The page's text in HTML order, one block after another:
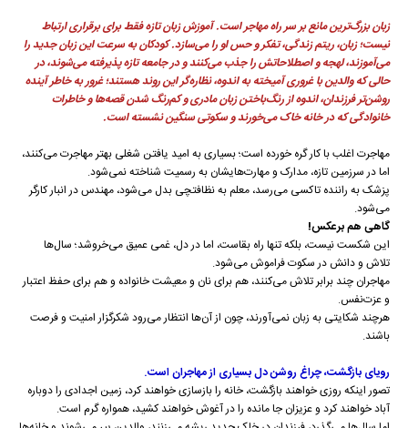
زبان بزرگ‌ترین مانع بر سر راه مهاجر است. آموزش زبان تازه فقط برای برقراری ارتباط
نیست؛ زبان، ریتم زندگی، تفکر و حس او را می‌سازد. کودکان به سرعت این زبان جدید را
می‌آموزند، لهجه و اصطلاحاتش را جذب می‌کنند و در جامعه تازه پذیرفته می‌شوند، در
حالی که والدین با غروری آمیخته به اندوه، نظاره‌گر این روند هستند؛ غرور به خاطر آینده
روشن‌تر فرزندان، اندوه از رنگ‌باختن زبان مادری و کم‌رنگ شدن قصه‌ها و خاطرات
خانوادگی که در خانه خاک می‌خورند و سکوتی سنگین نشسته است.
مهاجرت اغلب با کار گره خورده است؛ بسیاری به امید یافتن شغلی بهتر مهاجرت می‌کنند،
اما در سرزمین تازه، مدارک و مهارت‌هایشان به رسمیت شناخته نمی‌شود.
پزشک به راننده تاکسی می‌رسد، معلم به نظافتچی بدل می‌شود، مهندس در انبار کارگر
می‌شود.
گاهی هم برعکس!
این شکست نیست، بلکه تنها راه بقاست، اما در دل، غمی عمیق می‌خروشد؛ سال‌ها
تلاش و دانش در سکوت فراموش می‌شود.
مهاجران چند برابر تلاش می‌کنند، هم برای نان و معیشت خانواده و هم برای حفظ اعتبار
و عزت‌نفس.
هرچند شکایتی به زبان نمی‌آورند، چون از آن‌ها انتظار می‌رود شکرگزار امنیت و فرصت
باشند.
رویای بازگشت، چراغ روشن دل بسیاری از مهاجران است.
تصور اینکه روزی خواهند بازگشت، خانه را بازسازی خواهند کرد، زمین اجدادی را دوباره
آباد خواهند کرد و عزیزان جا مانده را در آغوش خواهند کشید، همواره گرم است.